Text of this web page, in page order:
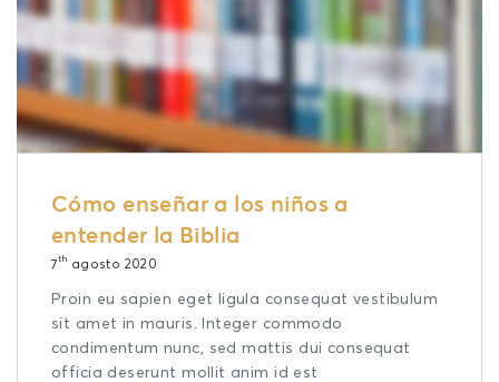
Cómo enseñar a los niños a
entender la Biblia
7th agosto 2020
Proin eu sapien eget ligula consequat vestibulum
sit amet in mauris. Integer commodo
condimentum nunc, sed mattis dui consequat
officia deserunt mollit anim id est